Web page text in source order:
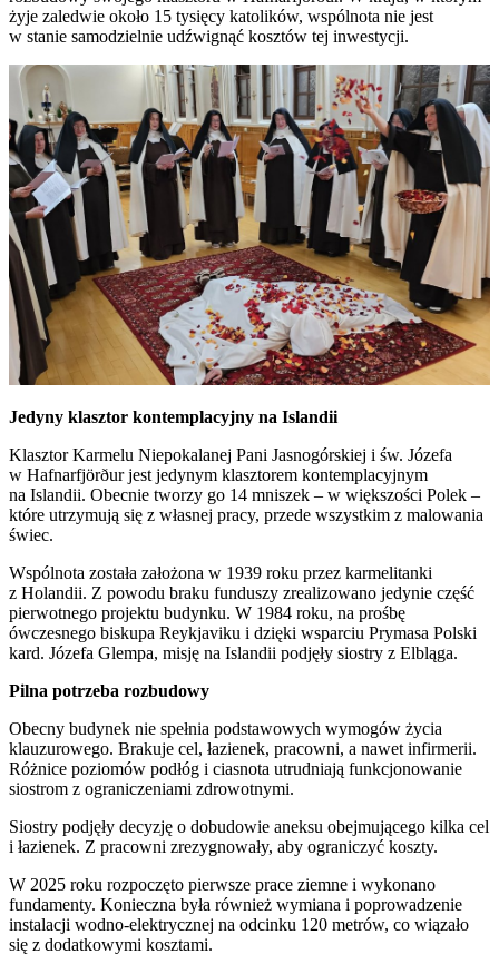
żyje zaledwie około 15 tysięcy katolików, wspólnota nie jest
w stanie samodzielnie udźwignąć kosztów tej inwestycji.
Jedyny klasztor kontemplacyjny na Islandii
Klasztor Karmelu Niepokalanej Pani Jasnogórskiej i św. Józefa
w Hafnarfjörður jest jedynym klasztorem kontemplacyjnym
na Islandii. Obecnie tworzy go 14 mniszek – w większości Polek –
które utrzymują się z własnej pracy, przede wszystkim z malowania
świec.
Wspólnota została założona w 1939 roku przez karmelitanki
z Holandii. Z powodu braku funduszy zrealizowano jedynie część
pierwotnego projektu budynku. W 1984 roku, na prośbę
ówczesnego biskupa Reykjaviku i dzięki wsparciu Prymasa Polski
kard. Józefa Glempa, misję na Islandii podjęły siostry z Elbląga.
Pilna potrzeba rozbudowy
Obecny budynek nie spełnia podstawowych wymogów życia
klauzurowego. Brakuje cel, łazienek, pracowni, a nawet infirmerii.
Różnice poziomów podłóg i ciasnota utrudniają funkcjonowanie
siostrom z ograniczeniami zdrowotnymi.
Siostry podjęły decyzję o dobudowie aneksu obejmującego kilka cel
i łazienek. Z pracowni zrezygnowały, aby ograniczyć koszty.
W 2025 roku rozpoczęto pierwsze prace ziemne i wykonano
fundamenty. Konieczna była również wymiana i poprowadzenie
instalacji wodno-elektrycznej na odcinku 120 metrów, co wiązało
się z dodatkowymi kosztami.